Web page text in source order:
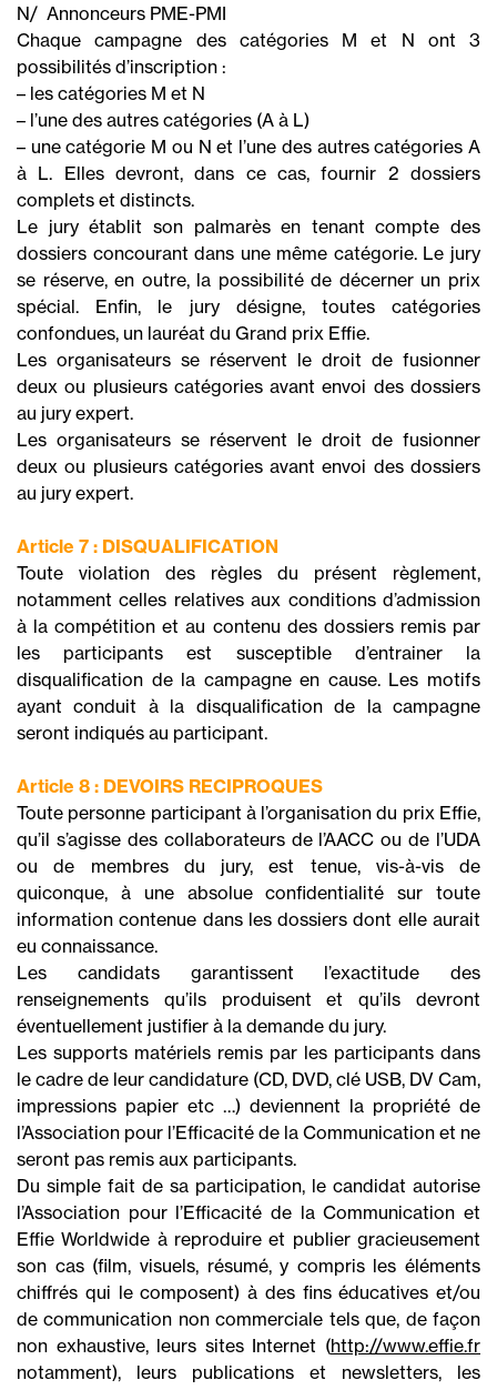
N/ Annonceurs PME-PMI
Chaque campagne des catégories M et N ont 3
possibilités d’inscription :
– les catégories M et N
– l’une des autres catégories (A à L)
– une catégorie M ou N et l’une des autres catégories A
à L. Elles devront, dans ce cas, fournir 2 dossiers
complets et distincts.
Le jury établit son palmarès en tenant compte des
dossiers concourant dans une même catégorie. Le jury
se réserve, en outre, la possibilité de décerner un prix
spécial. Enfin, le jury désigne, toutes catégories
confondues, un lauréat du Grand prix Effie.
Les organisateurs se réservent le droit de fusionner
deux ou plusieurs catégories avant envoi des dossiers
au jury expert.
Les organisateurs se réservent le droit de fusionner
deux ou plusieurs catégories avant envoi des dossiers
au jury expert.
Article 7 : DISQUALIFICATION
Toute violation des règles du présent règlement,
notamment celles relatives aux conditions d’admission
à la compétition et au contenu des dossiers remis par
les participants est susceptible d’entrainer la
disqualification de la campagne en cause. Les motifs
ayant conduit à la disqualification de la campagne
seront indiqués au participant.
Article 8 : DEVOIRS RECIPROQUES
Toute personne participant à l’organisation du prix Effie,
qu’il s’agisse des collaborateurs de l’AACC ou de l’UDA
ou de membres du jury, est tenue, vis-à-vis de
quiconque, à une absolue confidentialité sur toute
information contenue dans les dossiers dont elle aurait
eu connaissance.
Les candidats garantissent l’exactitude des
renseignements qu’ils produisent et qu’ils devront
éventuellement justifier à la demande du jury.
Les supports matériels remis par les participants dans
le cadre de leur candidature (CD, DVD, clé USB, DV Cam,
impressions papier etc …) deviennent la propriété de
l’Association pour l’Efficacité de la Communication et ne
seront pas remis aux participants.
Du simple fait de sa participation, le candidat autorise
l’Association pour l’Efficacité de la Communication et
Effie Worldwide à reproduire et publier gracieusement
son cas (film, visuels, résumé, y compris les éléments
chiffrés qui le composent) à des fins éducatives et/ou
de communication non commerciale tels que, de façon
non exhaustive, leurs sites Internet (http://www.effie.fr
notamment), leurs publications et newsletters, les